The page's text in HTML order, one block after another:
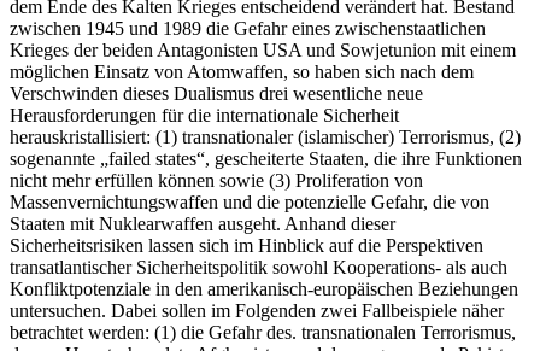
dem Ende des Kalten Krieges entscheidend verändert hat. Bestand
zwischen 1945 und 1989 die Gefahr eines zwischenstaatlichen
Krieges der beiden Antagonisten USA und Sowjetunion mit einem
möglichen Einsatz von Atomwaffen, so haben sich nach dem
Verschwinden dieses Dualismus drei wesentliche neue
Herausforderungen für die internationale Sicherheit
herauskristallisiert: (1) transnationaler (islamischer) Terrorismus, (2)
sogenannte „failed states“, gescheiterte Staaten, die ihre Funktionen
nicht mehr erfüllen können sowie (3) Proliferation von
Massenvernichtungswaffen und die potenzielle Gefahr, die von
Staaten mit Nuklearwaffen ausgeht. Anhand dieser
Sicherheitsrisiken lassen sich im Hinblick auf die Perspektiven
transatlantischer Sicherheitspolitik sowohl Kooperations- als auch
Konfliktpotenziale in den amerikanisch-europäischen Beziehungen
untersuchen. Dabei sollen im Folgenden zwei Fallbeispiele näher
betrachtet werden: (1) die Gefahr des. transnationalen Terrorismus,